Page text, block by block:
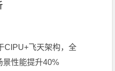
CIPU+飞天架构，全
景性能提升40%